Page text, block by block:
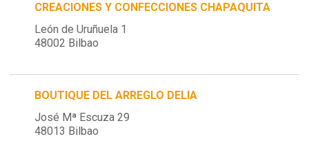
CREACIONES Y CONFECCIONES CHAPAQUITA
León de Uruñuela 1
48002 Bilbao
BOUTIQUE DEL ARREGLO DELIA
José Mª Escuza 29
48013 Bilbao